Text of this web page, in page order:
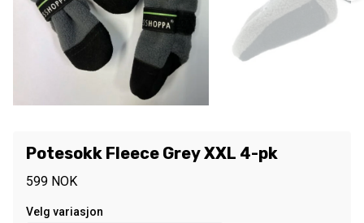
Potesokk Fleece Grey XXL 4-pk
599 NOK
Velg variasjon